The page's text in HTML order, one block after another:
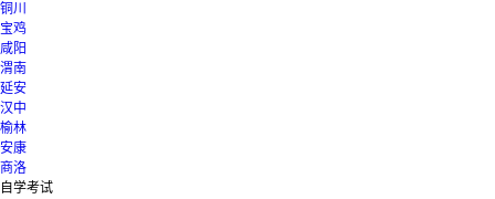
铜川
宝鸡
咸阳
渭南
延安
汉中
榆林
安康
商洛
自学考试